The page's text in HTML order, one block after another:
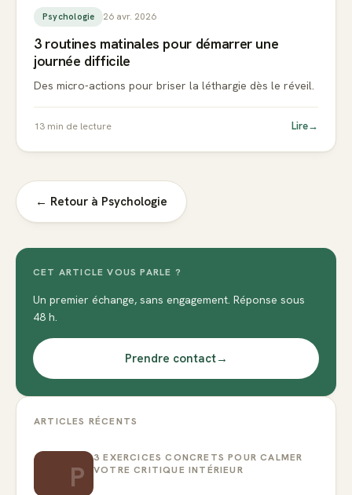
Psychologie 26 avr. 2026
3 routines matinales pour démarrer une
journée difficile
Des micro-actions pour briser la léthargie dès le réveil.
13 min de lecture Lire→
← Retour à Psychologie
CET ARTICLE VOUS PARLE ?
Un premier échange, sans engagement. Réponse sous
48 h.
Prendre contact→
ARTICLES RÉCENTS
P
3 EXERCICES CONCRETS POUR CALMER
VOTRE CRITIQUE INTÉRIEUR